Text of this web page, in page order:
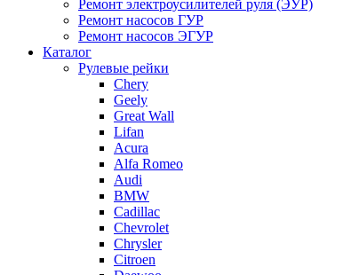
Ремонт электроусилителей руля (ЭУР)
Ремонт насосов ГУР
Ремонт насосов ЭГУР
Каталог
Рулевые рейки
Chery
Geely
Great Wall
Lifan
Acura
Alfa Romeo
Audi
BMW
Cadillac
Chevrolet
Chrysler
Citroen